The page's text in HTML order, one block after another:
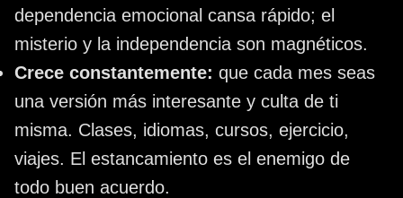
dependencia emocional cansa rápido; el
misterio y la independencia son magnéticos.
Crece constantemente: que cada mes seas
una versión más interesante y culta de ti
misma. Clases, idiomas, cursos, ejercicio,
viajes. El estancamiento es el enemigo de
todo buen acuerdo.